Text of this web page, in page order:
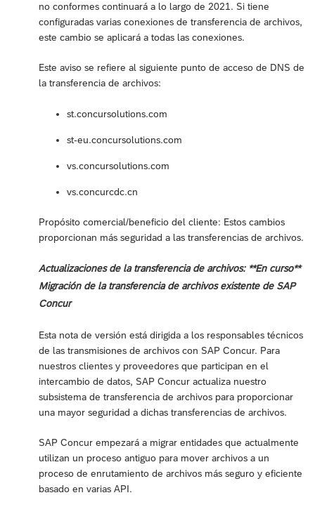
no conformes continuará a lo largo de 2021. Si tiene
configuradas varias conexiones de transferencia de archivos,
este cambio se aplicará a todas las conexiones.
Este aviso se refiere al siguiente punto de acceso de DNS de
la transferencia de archivos:
st.concursolutions.com
st-eu.concursolutions.com
vs.concursolutions.com
vs.concurcdc.cn
Propósito comercial/beneficio del cliente: Estos cambios
proporcionan más seguridad a las transferencias de archivos.
Actualizaciones de la transferencia de archivos: **En curso**
Migración de la transferencia de archivos existente de SAP
Concur
Esta nota de versión está dirigida a los responsables técnicos
de las transmisiones de archivos con SAP Concur. Para
nuestros clientes y proveedores que participan en el
intercambio de datos, SAP Concur actualiza nuestro
subsistema de transferencia de archivos para proporcionar
una mayor seguridad a dichas transferencias de archivos.
SAP Concur empezará a migrar entidades que actualmente
utilizan un proceso antiguo para mover archivos a un
proceso de enrutamiento de archivos más seguro y eficiente
basado en varias API.